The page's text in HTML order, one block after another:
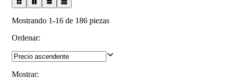
Mostrando 1-16 de 186 piezas
Ordenar:
Mostrar: